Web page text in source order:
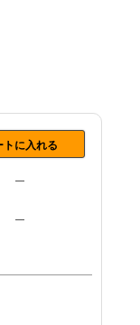
トに入れる
—
—